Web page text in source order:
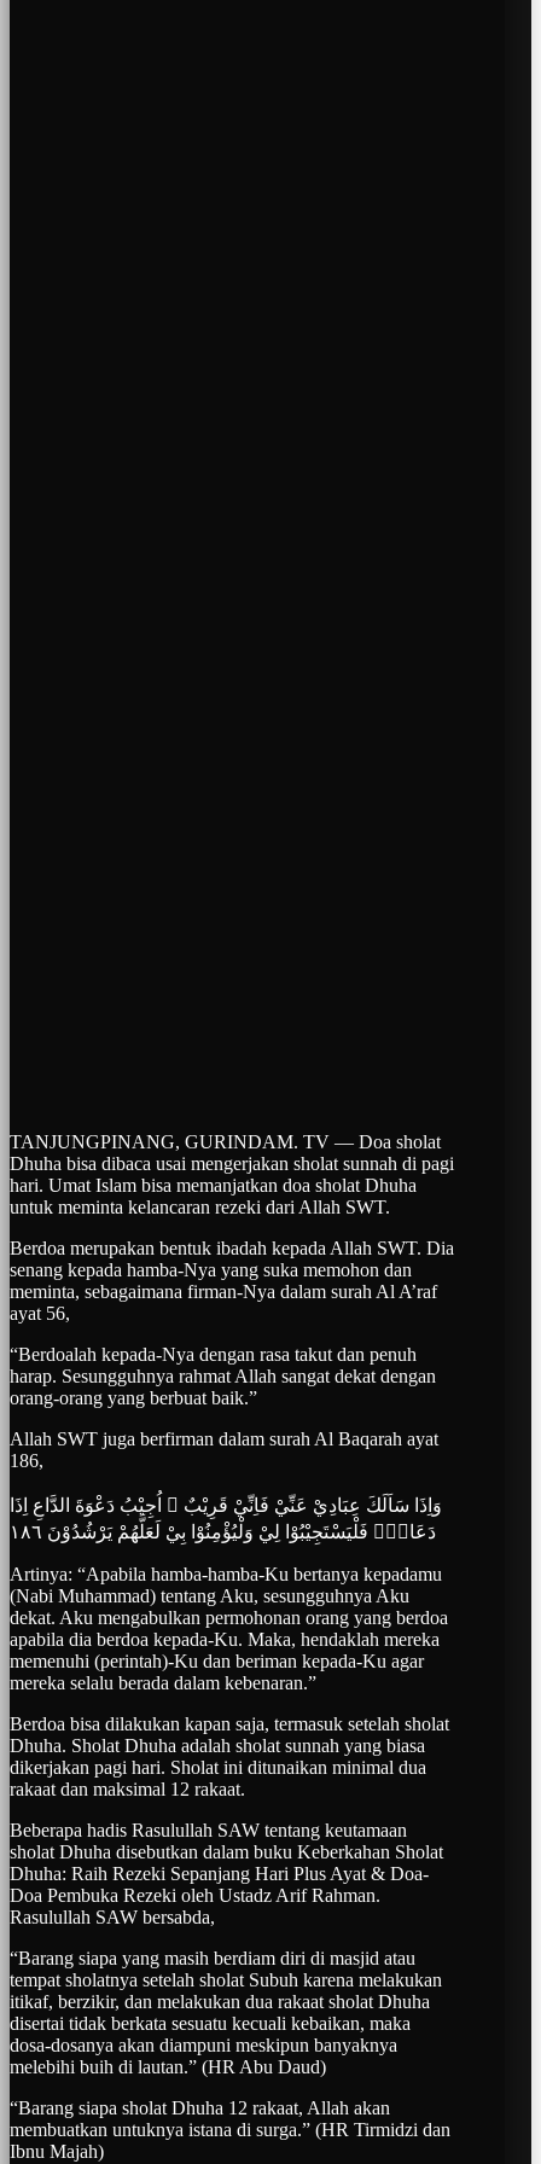
TANJUNGPINANG, GURINDAM. TV — Doa sholat
Dhuha bisa dibaca usai mengerjakan sholat sunnah di pagi
hari. Umat Islam bisa memanjatkan doa sholat Dhuha
untuk meminta kelancaran rezeki dari Allah SWT.
Berdoa merupakan bentuk ibadah kepada Allah SWT. Dia
senang kepada hamba-Nya yang suka memohon dan
meminta, sebagaimana firman-Nya dalam surah Al A’raf
ayat 56,
“Berdoalah kepada-Nya dengan rasa takut dan penuh
harap. Sesungguhnya rahmat Allah sangat dekat dengan
orang-orang yang berbuat baik.”
Allah SWT juga berfirman dalam surah Al Baqarah ayat
186,
وَاِذَا سَاَلَكَ عِبَادِيْ عَنِّيْ فَاِنِّيْ قَرِيْبٌ ۗ اُجِيْبُ دَعْوَةَ الدَّاعِ اِذَا
دَعَانِۙ فَلْيَسْتَجِيْبُوْا لِيْ وَلْيُؤْمِنُوْا بِيْ لَعَلَّهُمْ يَرْشُدُوْنَ ١٨٦
Artinya: “Apabila hamba-hamba-Ku bertanya kepadamu
(Nabi Muhammad) tentang Aku, sesungguhnya Aku
dekat. Aku mengabulkan permohonan orang yang berdoa
apabila dia berdoa kepada-Ku. Maka, hendaklah mereka
memenuhi (perintah)-Ku dan beriman kepada-Ku agar
mereka selalu berada dalam kebenaran.”
Berdoa bisa dilakukan kapan saja, termasuk setelah sholat
Dhuha. Sholat Dhuha adalah sholat sunnah yang biasa
dikerjakan pagi hari. Sholat ini ditunaikan minimal dua
rakaat dan maksimal 12 rakaat.
Beberapa hadis Rasulullah SAW tentang keutamaan
sholat Dhuha disebutkan dalam buku Keberkahan Sholat
Dhuha: Raih Rezeki Sepanjang Hari Plus Ayat & Doa-
Doa Pembuka Rezeki oleh Ustadz Arif Rahman.
Rasulullah SAW bersabda,
“Barang siapa yang masih berdiam diri di masjid atau
tempat sholatnya setelah sholat Subuh karena melakukan
itikaf, berzikir, dan melakukan dua rakaat sholat Dhuha
disertai tidak berkata sesuatu kecuali kebaikan, maka
dosa-dosanya akan diampuni meskipun banyaknya
melebihi buih di lautan.” (HR Abu Daud)
“Barang siapa sholat Dhuha 12 rakaat, Allah akan
membuatkan untuknya istana di surga.” (HR Tirmidzi dan
Ibnu Majah)